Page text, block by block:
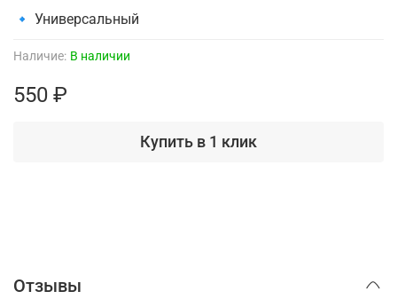
Наличие: В наличии
550 ₽
Купить в 1 клик
🔹 Универсальный
Отзывы